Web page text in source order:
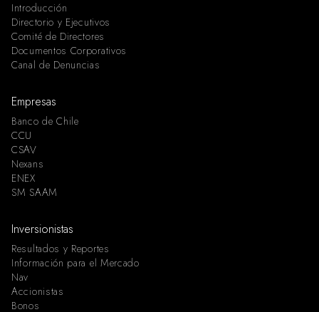
Introducción
Directorio y Ejecutivos
Comité de Directores
Documentos Corporativos
Canal de Denuncias
Empresas
Banco de Chile
CCU
CSAV
Nexans
ENEX
SM SAAM
Inversionistas
Resultados y Reportes
Información para el Mercado
Nav
Accionistas
Bonos